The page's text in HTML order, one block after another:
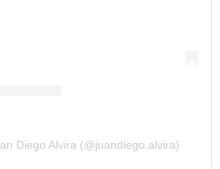
Diego Alvira (@juandiego.alvira)